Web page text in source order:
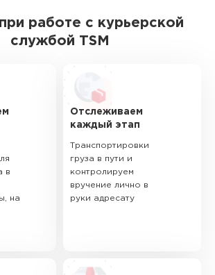
работе с курьерской
службой TSM
в
на
Отслеживаем
каждый этап
Транспортировки
груза в пути и
контролируем
вручение лично в
руки адресату